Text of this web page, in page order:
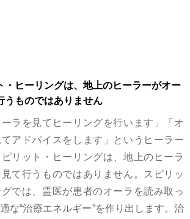
・ヒーリングは、地上のヒーラーがオー
うものではありません
ーラを見てヒーリングを行います」「オ
アドバイスをします」というヒーラー
リット・ヒーリングは、地上のヒーラ
て行うものではありません。スピリッ
グでは、霊医が患者のオーラを読み取っ
な“治療エネルギー”を作り出します。治